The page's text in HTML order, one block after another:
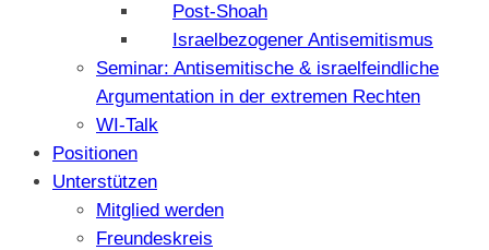
Post-Shoah
Israelbezogener Antisemitismus
Seminar: Antisemitische & israelfeindliche
Argumentation in der extremen Rechten
WI-Talk
Positionen
Unterstützen
Mitglied werden
Freundeskreis